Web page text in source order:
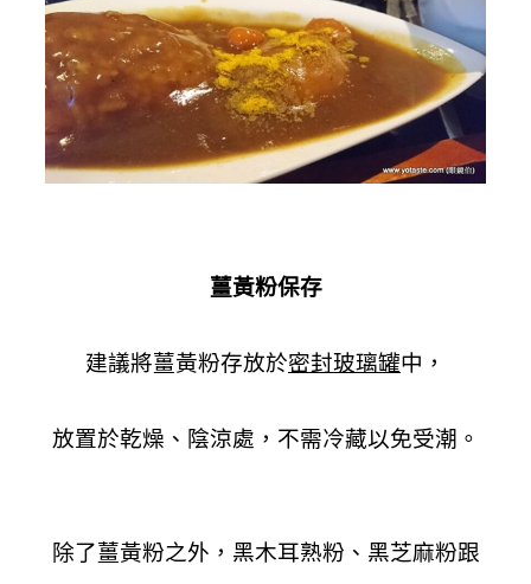
薑黃粉保存
建議將薑黃粉存放於密封玻璃罐中，
放置於乾燥、陰涼處，不需冷藏以免受潮。
除了薑黃粉之外，黑木耳熟粉、黑芝麻粉跟